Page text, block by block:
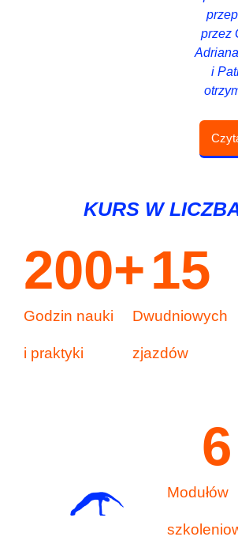
przez
i
KURS W
Godzin nauki
i praktyki
200+
Dwudniowych
zjazdów
15
Modułów
6